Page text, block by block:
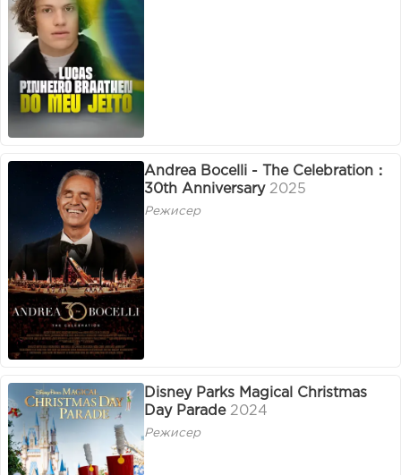
Andrea Bocelli - The Celebration：
30th Anniversary 2025
Режисер
Disney Parks Magical Christmas
Day Parade 2024
Режисер